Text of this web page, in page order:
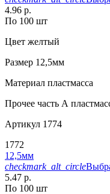
4.96 р.
По 100 шт
Цвет желтый
Размер 12,5мм
Материал пластмасса
Прочее часть А
Артикул 1774
1772
12,5мм
checkmark_alt_circle
5.47 р.
По 100 шт